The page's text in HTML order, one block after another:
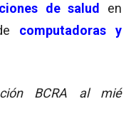
de salud
en
computadoras y
BCRA al mié